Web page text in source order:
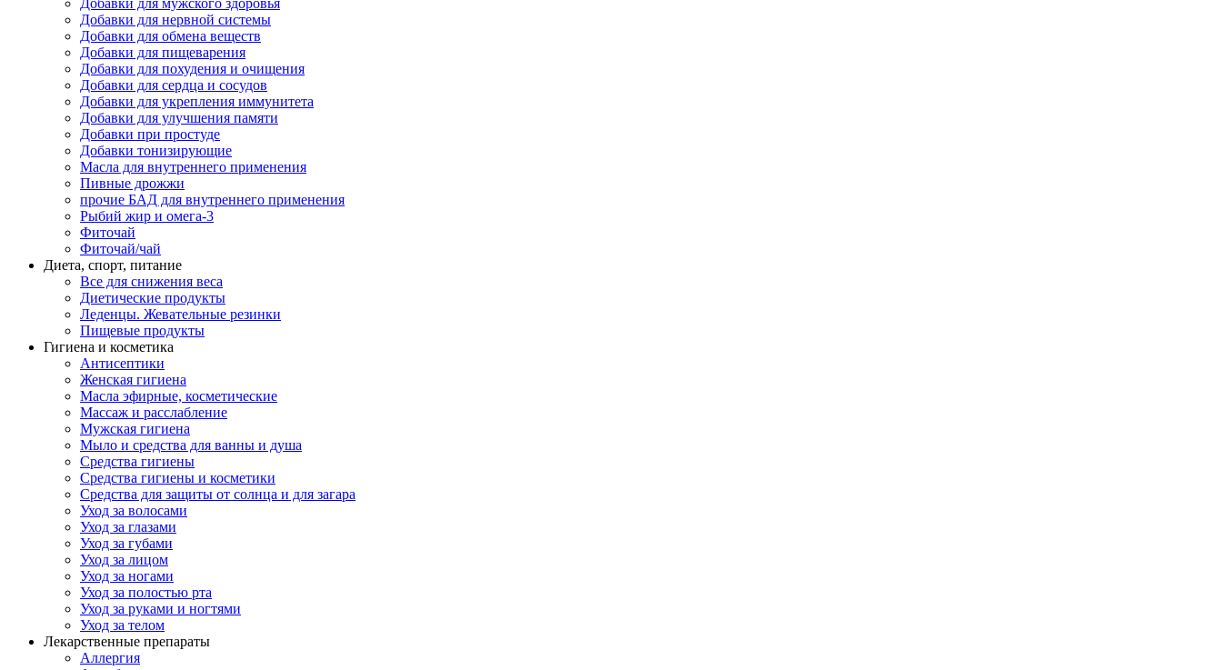
Добавки для мужского здоровья
Добавки для нервной системы
Добавки для обмена веществ
Добавки для пищеварения
Добавки для похудения и очищения
Добавки для сердца и сосудов
Добавки для укрепления иммунитета
Добавки для улучшения памяти
Добавки при простуде
Добавки тонизирующие
Масла для внутреннего применения
Пивные дрожжи
прочие БАД для внутреннего применения
Рыбий жир и омега-3
Фиточай
Фиточай/чай
Диета, спорт, питание
Все для снижения веса
Диетические продукты
Леденцы. Жевательные резинки
Пищевые продукты
Гигиена и косметика
Антисептики
Женская гигиена
Масла эфирные, косметические
Массаж и расслабление
Мужская гигиена
Мыло и средства для ванны и душа
Средства гигиены
Средства гигиены и косметики
Средства для защиты от солнца и для загара
Уход за волосами
Уход за глазами
Уход за губами
Уход за лицом
Уход за ногами
Уход за полостью рта
Уход за руками и ногтями
Уход за телом
Лекарственные препараты
Аллергия